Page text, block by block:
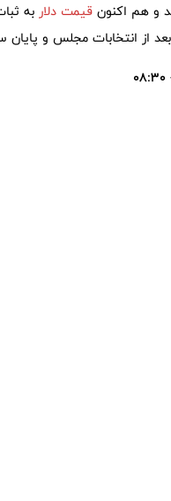
و هم اکنون قیمت دلار به
از انتخابات مجلس و پایان